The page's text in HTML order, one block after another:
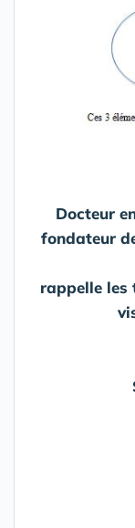
Docteur
fondateur
rappelle les